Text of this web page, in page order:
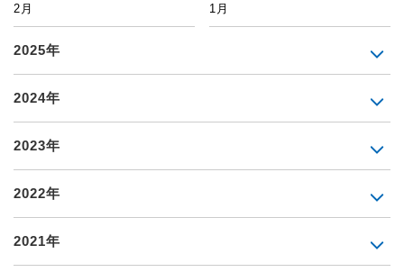
2月 1月
2025年
2024年
2023年
2022年
2021年